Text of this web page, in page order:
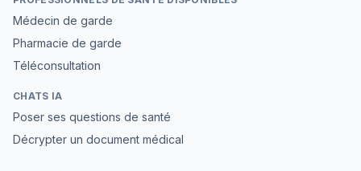
Médecin de garde
Pharmacie de garde
Téléconsultation
CHATS IA
Poser ses questions de santé
Décrypter un document médical